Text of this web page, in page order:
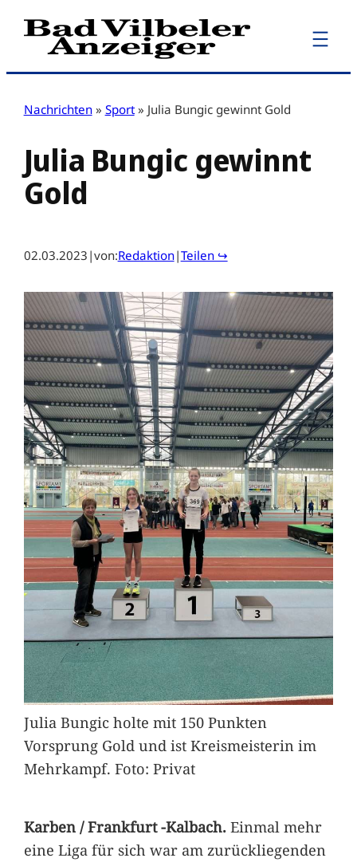
Zum
Inhalt
Nachrichten » Sport » Julia Bungic gewinnt Gold
Julia Bungic gewinnt
Gold
02.03.2023 |von:Redaktion|Teilen ↪
Julia Bungic holte mit 150 Punkten
Vorsprung Gold und ist Kreismeisterin im
Mehrkampf. Foto: Privat
Karben / Frankfurt -Kalbach. Einmal mehr
eine Liga für sich war am zurückliegenden